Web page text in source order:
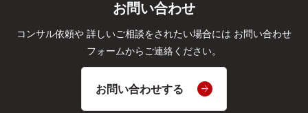
お問い合わせ
コンサル依頼や 詳しいご相談をされたい場合には お問い合わせ
フォームからご連絡ください。
お問い合わせする